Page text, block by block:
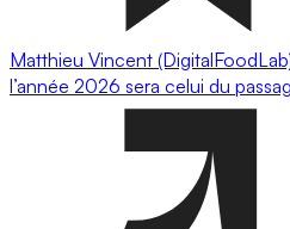
Matthieu Vincent
l’année 2026 sera celui du